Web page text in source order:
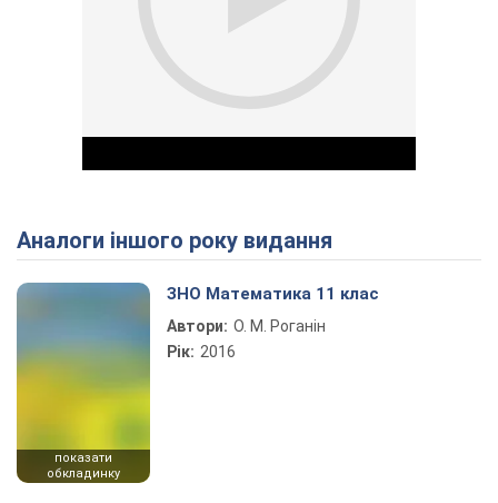
Play Video
Аналоги іншого року видання
показати
обкладинку
ЗНО Математика 11 клас
Автори: О. М. Роганін
Рік: 2016